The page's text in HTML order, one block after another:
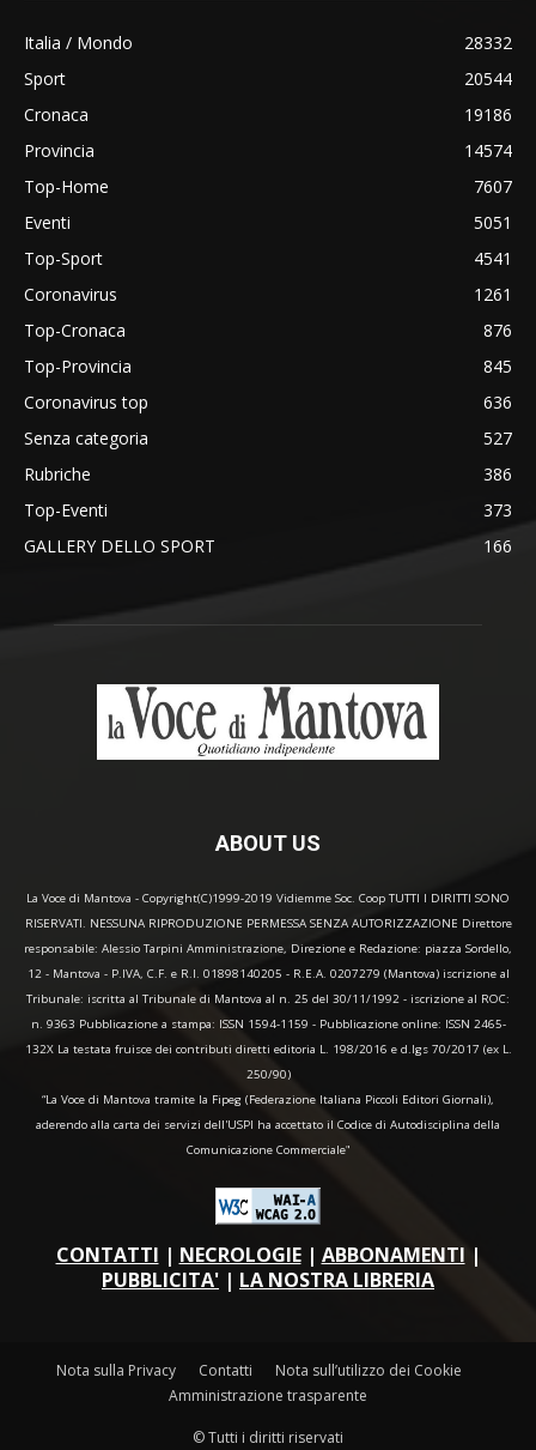
Italia / Mondo
28332
Sport
20544
Cronaca
19186
Provincia
14574
Top-Home
7607
Eventi
5051
Top-Sport
4541
Coronavirus
1261
Top-Cronaca
876
Top-Provincia
845
Coronavirus top
636
Senza categoria
527
Rubriche
386
Top-Eventi
373
GALLERY DELLO SPORT
166
ABOUT US
La Voce di Mantova - Copyright(C)1999-2019 Vidiemme Soc. Coop TUTTI I DIRITTI SONO
RISERVATI. NESSUNA RIPRODUZIONE PERMESSA SENZA AUTORIZZAZIONE Direttore
responsabile: Alessio Tarpini Amministrazione, Direzione e Redazione: piazza Sordello,
12 - Mantova - P.IVA, C.F. e R.I. 01898140205 - R.E.A. 0207279 (Mantova) iscrizione al
Tribunale: iscritta al Tribunale di Mantova al n. 25 del 30/11/1992 - iscrizione al ROC:
n. 9363 Pubblicazione a stampa: ISSN 1594-1159 - Pubblicazione online: ISSN 2465-
132X La testata fruisce dei contributi diretti editoria L. 198/2016 e d.lgs 70/2017 (ex L.
250/90)
“La Voce di Mantova tramite la Fipeg (Federazione Italiana Piccoli Editori Giornali),
aderendo alla carta dei servizi dell'USPI ha accettato il Codice di Autodisciplina della
Comunicazione Commerciale"
CONTATTI | NECROLOGIE| ABBONAMENTI |
PUBBLICITA' | LA NOSTRA LIBRERIA
Nota sulla Privacy Contatti
Nota sull’utilizzo dei Cookie
Amministrazione trasparente
© Tutti i diritti riservati